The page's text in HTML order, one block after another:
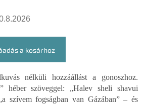
a kosárhoz
nélküli hozzáállást a gonoszhoz.
héber szöveggel: „Halev sheli shavui
szívem fogságban van Gázában” – és